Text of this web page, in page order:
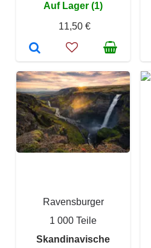
Auf Lager (1)
11,50 €
Ravensburger
1 000 Teile
Skandinavische